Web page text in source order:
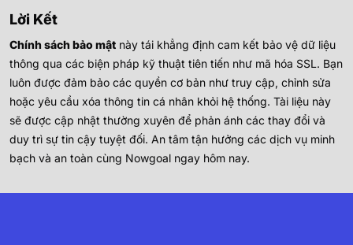
Lời Kết
Chính sách bảo mật này tái khẳng định cam kết bảo vệ dữ liệu
thông qua các biện pháp kỹ thuật tiên tiến như mã hóa SSL. Bạn
luôn được đảm bảo các quyền cơ bản như truy cập, chỉnh sửa
hoặc yêu cầu xóa thông tin cá nhân khỏi hệ thống. Tài liệu này
sẽ được cập nhật thường xuyên để phản ánh các thay đổi và
duy trì sự tin cậy tuyệt đối. An tâm tận hưởng các dịch vụ minh
bạch và an toàn cùng Nowgoal ngay hôm nay.